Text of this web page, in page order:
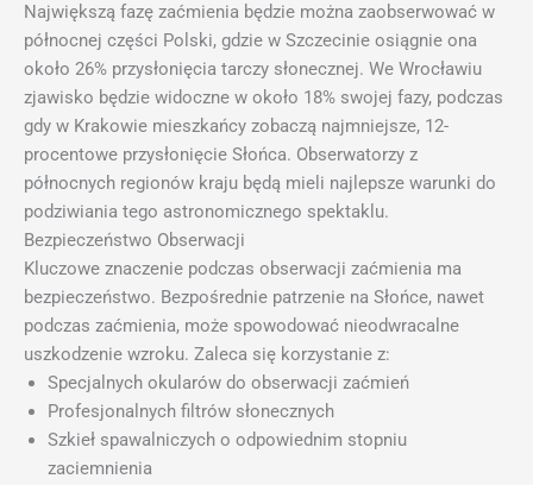
Największą fazę zaćmienia będzie można zaobserwować w
północnej części Polski, gdzie w Szczecinie osiągnie ona
około 26% przysłonięcia tarczy słonecznej. We Wrocławiu
zjawisko będzie widoczne w około 18% swojej fazy, podczas
gdy w Krakowie mieszkańcy zobaczą najmniejsze, 12-
procentowe przysłonięcie Słońca. Obserwatorzy z
północnych regionów kraju będą mieli najlepsze warunki do
podziwiania tego astronomicznego spektaklu.
Bezpieczeństwo Obserwacji
Kluczowe znaczenie podczas obserwacji zaćmienia ma
bezpieczeństwo. Bezpośrednie patrzenie na Słońce, nawet
podczas zaćmienia, może spowodować nieodwracalne
uszkodzenie wzroku. Zaleca się korzystanie z:
Specjalnych okularów do obserwacji zaćmień
Profesjonalnych filtrów słonecznych
Szkieł spawalniczych o odpowiednim stopniu
zaciemnienia